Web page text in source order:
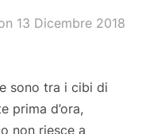
13 Dicembre 2018
sono tra i cibi di
prima d’ora,
non riesce a